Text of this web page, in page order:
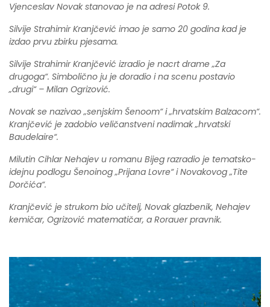
Vjenceslav Novak stanovao je na adresi Potok 9.
Silvije Strahimir Kranjčević imao je samo 20 godina kad je
izdao prvu zbirku pjesama.
Silvije Strahimir Kranjčević izradio je nacrt drame „Za
drugoga“. Simbolično ju je doradio i na scenu postavio
„drugi“ – Milan Ogrizović.
Novak se nazivao „senjskim Šenoom“ i „hrvatskim Balzacom“.
Kranjčević je zadobio veličanstveni nadimak „hrvatski
Baudelaire“.
Milutin Cihlar Nehajev u romanu Bijeg razradio je tematsko-
idejnu podlogu Šenoinog „Prijana Lovre“ i Novakovog „Tite
Dorčića“.
Kranjčević je strukom bio učitelj, Novak glazbenik, Nehajev
kemičar, Ogrizović matematičar, a Rorauer pravnik.